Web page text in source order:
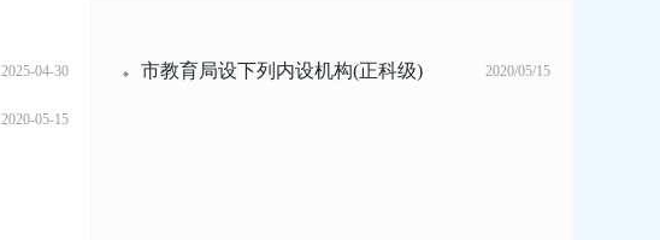
2025-04-30
2020-05-15
市教育局设下列内设机构(正科级) 2020/05/15